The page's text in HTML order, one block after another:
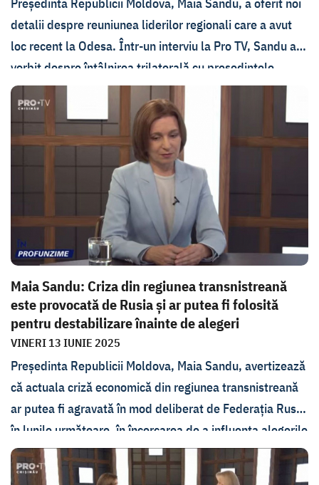
Președinta Republicii Moldova, Maia Sandu, a oferit noi
detalii despre reuniunea liderilor regionali care a avut
loc recent la Odesa. Într-un interviu la Pro TV, Sandu a
vorbit despre întâlnirea trilaterală cu președintele
României și cel al Ucrainei, subliniind că cel mai
important subiect abordat a fost securitatea regională și
amenințările venite dinspre Kremlin.
Maia Sandu: Criza din regiunea transnistreană
este provocată de Rusia și ar putea fi folosită
pentru destabilizare înainte de alegeri
VINERI 13 IUNIE 2025
Președinta Republicii Moldova, Maia Sandu, avertizează
că actuala criză economică din regiunea transnistreană
ar putea fi agravată în mod deliberat de Federația Rusă
în lunile următoare, în încercarea de a influența alegerile
de pe malul drept al Nistrului. Într-un interviu acordat
emisiunii În PROfunzime
, șefa statului a declarat că